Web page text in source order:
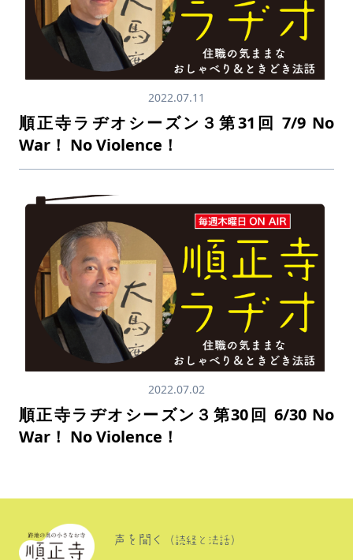
2022.07.11
順正寺ラヂオシーズン３第31回 7/9 No
War！ No Violence！
2022.07.02
順正寺ラヂオシーズン３第30回 6/30 No
War！ No Violence！
声を聞く （読経と法話）